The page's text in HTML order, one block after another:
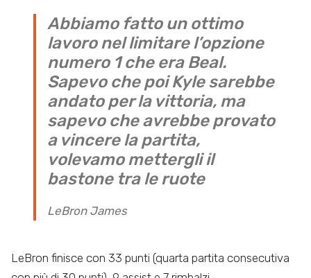
Abbiamo fatto un ottimo
lavoro nel limitare l’opzione
numero 1 che era Beal.
Sapevo che poi Kyle sarebbe
andato per la vittoria, ma
sapevo che avrebbe provato
a vincere la partita,
volevamo mettergli il
bastone tra le ruote
LeBron James
LeBron finisce con 33 punti (quarta partita consecutiva